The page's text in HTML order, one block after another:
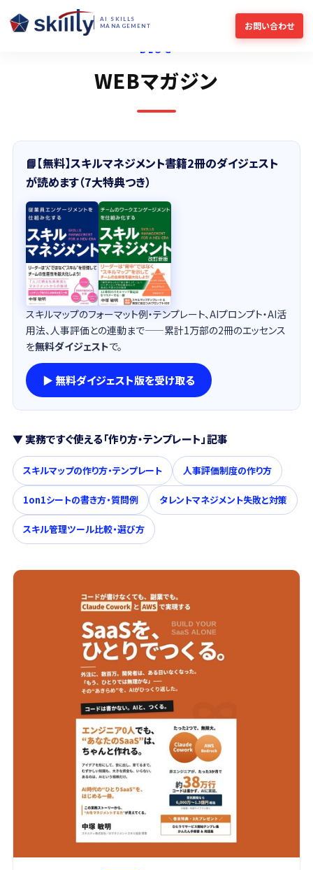
AI SKILLS
MANAGEMENT
お問い合わせ
BLOG
WEBマガジン
📘【無料】スキルマネジメント書籍2冊のダイジェスト
が読めます（7大特典つき）
スキルマップのフォーマット例・テンプレート、AIプロンプト・AI活
用法、人事評価との連動まで——累計1万部の2冊のエッセンス
を無料ダイジェストで。
▶ 無料ダイジェスト版を受け取る
▼ 実務ですぐ使える「作り方・テンプレート」記事
スキルマップの作り方・テンプレート 人事評価制度の作り方
1on1シートの書き方・質問例 タレントマネジメント失敗と対策
スキル管理ツール比較・選び方